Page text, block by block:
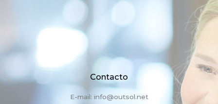
Contacto
E-mail: info@outsol.net